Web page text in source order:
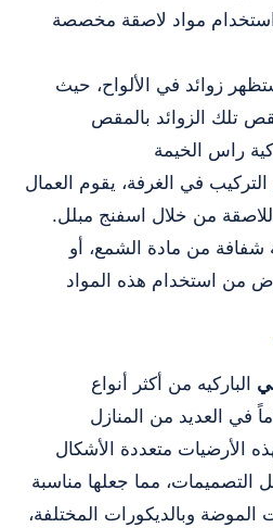
مواد لاصقة مخصصة
زوائد في الألواح، حيث
تلك الزوائد بالمقص
راس الخيمة
التركيب في الغرفة، يقوم العمال
من خلال اسفنج مبلل.
شفافة من مادة الشمع، أو
من استخدام هذه المواد
الباركيه من أكثر أنواع
في العديد من المنازل
الأرضيات متعددة الأشكال
التصميمات، مما جعلها مناسبة
الموضة وبالديكورات المختلفة،